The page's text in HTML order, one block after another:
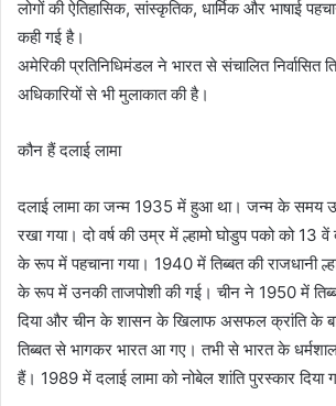
लोगों की ऐतिहासिक, सांस्कृतिक, धार्मिक और भाषाई
कही गई है।
अमेरिकी प्रतिनिधिमंडल ने भारत से संचालित निर्वासित
अधिकारियों से भी मुलाकात की है।
कौन हैं दलाई लामा
दलाई लामा का जन्म 1935 में हुआ था। जन्म के समय
रखा गया। दो वर्ष की उम्र में ल्हामो घोडुप पको को 13
के रूप में पहचाना गया। 1940 में तिब्बत की राजधानी
के रूप में उनकी ताजपोशी की गई। चीन ने 1950 में
दिया और चीन के शासन के खिलाफ असफल क्रांति के
तिब्बत से भागकर भारत आ गए। तभी से भारत के
हैं। 1989 में दलाई लामा को नोबेल शांति पुरस्कार दिया